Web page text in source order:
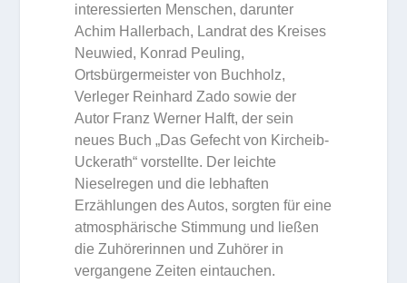
interessierten Menschen, darunter
Achim Hallerbach, Landrat des Kreises
Neuwied, Konrad Peuling,
Ortsbürgermeister von Buchholz,
Verleger Reinhard Zado sowie der
Autor Franz Werner Halft, der sein
neues Buch „Das Gefecht von Kircheib-
Uckerath“ vorstellte. Der leichte
Nieselregen und die lebhaften
Erzählungen des Autos, sorgten für eine
atmosphärische Stimmung und ließen
die Zuhörerinnen und Zuhörer in
vergangene Zeiten eintauchen.